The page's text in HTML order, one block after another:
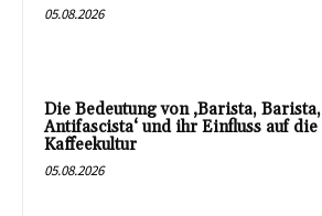
05.08.2026
Die Bedeutung von ‚Barista, Barista,
Antifascista‘ und ihr Einfluss auf die
Kaffeekultur
05.08.2026